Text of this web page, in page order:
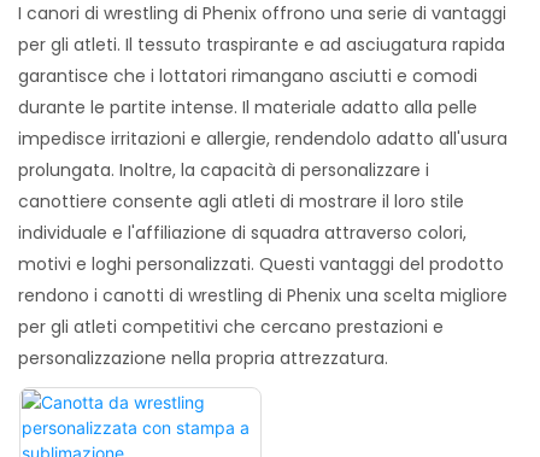
I canori di wrestling di Phenix offrono una serie di vantaggi
per gli atleti. Il tessuto traspirante e ad asciugatura rapida
garantisce che i lottatori rimangano asciutti e comodi
durante le partite intense. Il materiale adatto alla pelle
impedisce irritazioni e allergie, rendendolo adatto all'usura
prolungata. Inoltre, la capacità di personalizzare i
canottiere consente agli atleti di mostrare il loro stile
individuale e l'affiliazione di squadra attraverso colori,
motivi e loghi personalizzati. Questi vantaggi del prodotto
rendono i canotti di wrestling di Phenix una scelta migliore
per gli atleti competitivi che cercano prestazioni e
personalizzazione nella propria attrezzatura.